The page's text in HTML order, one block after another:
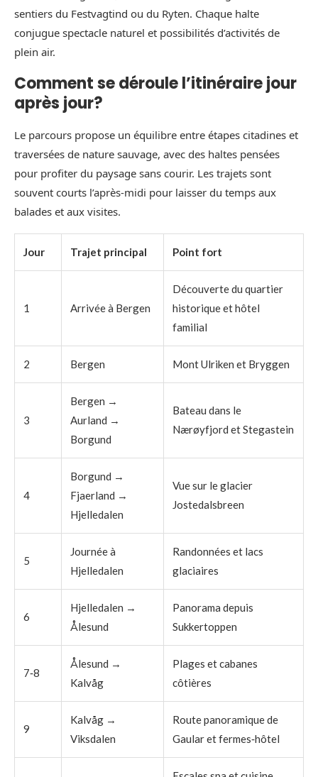
sentiers du Festvagtind ou du Ryten. Chaque halte
conjugue spectacle naturel et possibilités d’activités de
plein air.
Comment se déroule l’itinéraire jour
après jour?
Le parcours propose un équilibre entre étapes citadines et
traversées de nature sauvage, avec des haltes pensées
pour profiter du paysage sans courir. Les trajets sont
souvent courts l’après‑midi pour laisser du temps aux
balades et aux visites.
Jour Trajet principal Point fort
1 Arrivée à Bergen
Découverte du quartier
historique et hôtel
familial
2 Bergen Mont Ulriken et Bryggen
3
Bergen →
Aurland →
Borgund
Bateau dans le
Nærøyfjord et Stegastein
4
Borgund →
Fjaerland →
Hjelledalen
Vue sur le glacier
Jostedalsbreen
5
Journée à
Hjelledalen
Randonnées et lacs
glaciaires
6
Hjelledalen →
Ålesund
Panorama depuis
Sukkertoppen
7‑8
Ålesund →
Kalvåg
Plages et cabanes
côtières
9
Kalvåg →
Viksdalen
Route panoramique de
Gaular et fermes‑hôtel